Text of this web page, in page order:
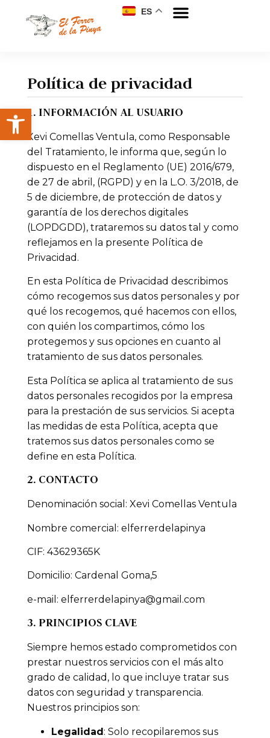
ES
Política de privacidad
1. INFORMACIÓN AL USUARIO
Xevi Comellas Ventula, como Responsable
del Tratamiento, le informa que, según lo
dispuesto en el Reglamento (UE) 2016/679,
de 27 de abril, (RGPD) y en la L.O. 3/2018, de
5 de diciembre, de protección de datos y
garantía de los derechos digitales
(LOPDGDD), trataremos su datos tal y como
reflejamos en la presente Política de
Privacidad.
En esta Política de Privacidad describimos
cómo recogemos sus datos personales y por
qué los recogemos, qué hacemos con ellos,
con quién los compartimos, cómo los
protegemos y sus opciones en cuanto al
tratamiento de sus datos personales.
Esta Política se aplica al tratamiento de sus
datos personales recogidos por la empresa
para la prestación de sus servicios. Si acepta
las medidas de esta Política, acepta que
tratemos sus datos personales como se
define en esta Política.
2. CONTACTO
Denominación social: Xevi Comellas Ventula
Nombre comercial: elferrerdelapinya
CIF: 43629365K
Domicilio: Cardenal Goma,5
e-mail: elferrerdelapinya@gmail.com
3. PRINCIPIOS CLAVE
Siempre hemos estado comprometidos con
prestar nuestros servicios con el más alto
grado de calidad, lo que incluye tratar sus
datos con seguridad y transparencia.
Nuestros principios son:
Legalidad: Solo recopilaremos sus